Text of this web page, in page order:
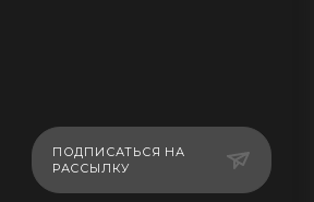
ПОДПИСАТЬСЯ НА
РАССЫЛКУ